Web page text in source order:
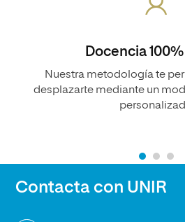
Docencia
Nuestra metodología te
desplazarte mediante un
Contacta con UNIR